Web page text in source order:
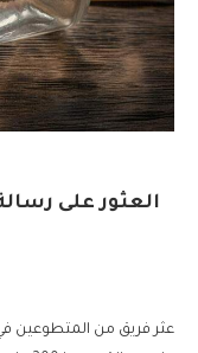
عثر فريق من المتطوعين